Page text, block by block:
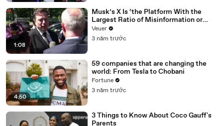
1:08
Musk’s X Is ‘the Platform With the
Largest Ratio of Misinformation or
Disinformation’ Amongst All Social
Media Platforms
Veuer
3 năm trước
4:50
59 companies that are changing the
world: From Tesla to Chobani
Fortune
3 năm trước
3 Things to Know About Coco Gauff's
Parents